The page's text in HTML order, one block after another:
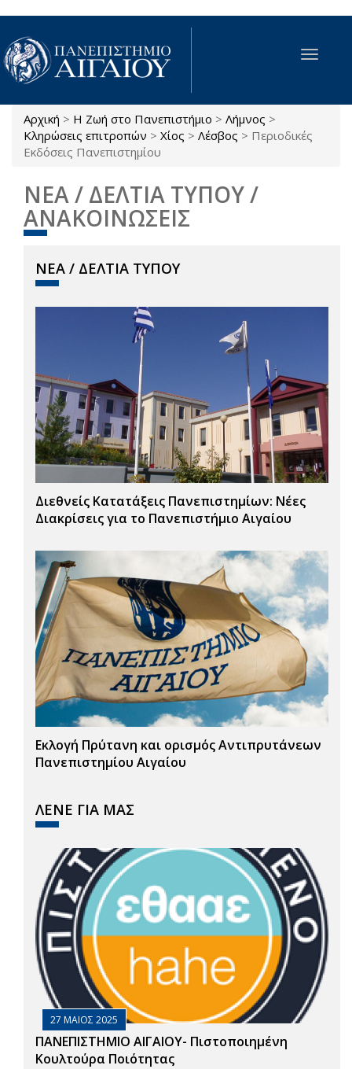
Παράκαμψη προς το κυρίως περιεχόμενο
Toggle
Είστε εδώ
Αρχική > Η Ζωή στο Πανεπιστήμιο > Λήμνος >
Κληρώσεις επιτροπών > Χίος > Λέσβος > Περιοδικές
Εκδόσεις Πανεπιστημίου
ΝΕΑ / ΔΕΛΤΙΑ ΤΥΠΟΥ /
ΑΝΑΚΟΙΝΩΣΕΙΣ
ΝΕΑ / ΔΕΛΤΙΑ ΤΥΠΟΥ
Διεθνείς Κατατάξεις Πανεπιστημίων: Νέες
Διακρίσεις για το Πανεπιστήμιο Αιγαίου
Εκλογή Πρύτανη και ορισμός Αντιπρυτάνεων
Πανεπιστημίου Αιγαίου
ΛΕΝΕ ΓΙΑ ΜΑΣ
27 ΜΑΙΟΣ 2025
ΠΑΝΕΠΙΣΤΗΜΙΟ ΑΙΓΑΙΟΥ- Πιστοποιημένη
Κουλτούρα Ποιότητας